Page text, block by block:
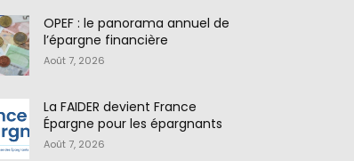
OPEF : le panorama annuel de
l’épargne financière
Août 7, 2026
La FAIDER devient France
Épargne pour les épargnants
Août 7, 2026